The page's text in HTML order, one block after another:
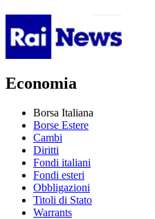
Economia
Borsa Italiana
Borse Estere
Cambi
Diritti
Fondi italiani
Fondi esteri
Obbligazioni
Titoli di Stato
Warrants